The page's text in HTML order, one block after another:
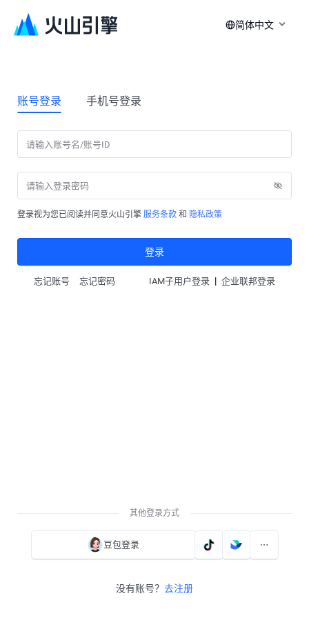
简体中文
账号登录 手机号登录
登录视为您已阅读并同意火山引擎 服务条款 和 隐私政策
登录
忘记账号 忘记密码 IAM子用户登录 | 企业联邦登录
其他登录方式
豆包登录
没有账号？ 去注册